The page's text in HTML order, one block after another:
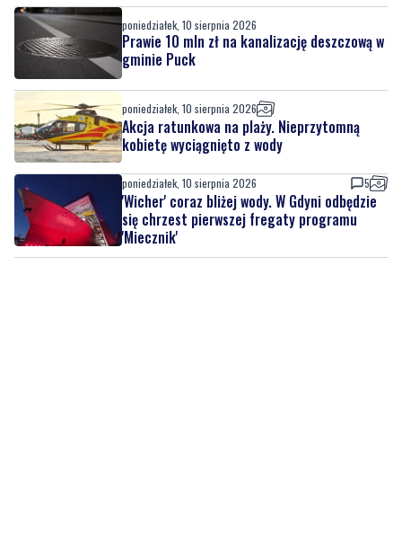
poniedziałek, 10 sierpnia 2026
Prawie 10 mln zł na kanalizację deszczową w
gminie Puck
poniedziałek, 10 sierpnia 2026
Akcja ratunkowa na plaży. Nieprzytomną
kobietę wyciągnięto z wody
poniedziałek, 10 sierpnia 2026 5
'Wicher' coraz bliżej wody. W Gdyni odbędzie
się chrzest pierwszej fregaty programu
'Miecznik'